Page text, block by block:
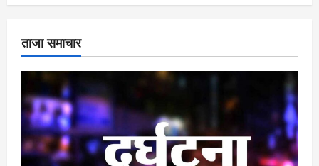
ताजा समाचार